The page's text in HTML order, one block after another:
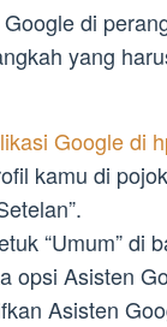
di
yang
Google di
kamu di
“Umum” di
opsi Asisten
Asisten